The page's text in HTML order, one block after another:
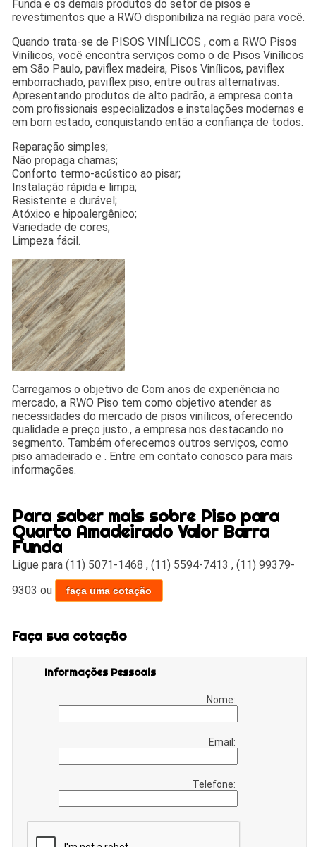
Funda e os demais produtos do setor de pisos e
revestimentos que a RWO disponibiliza na região para você.
Quando trata-se de PISOS VINÍLICOS , com a RWO Pisos
Vinílicos, você encontra serviços como o de Pisos Vinílicos
em São Paulo, paviflex madeira, Pisos Vinílicos, paviflex
emborrachado, paviflex piso, entre outras alternativas.
Apresentando produtos de alto padrão, a empresa conta
com profissionais especializados e instalações modernas e
em bom estado, conquistando então a confiança de todos.
Reparação simples;
Não propaga chamas;
Conforto termo-acústico ao pisar;
Instalação rápida e limpa;
Resistente e durável;
Atóxico e hipoalergênico;
Variedade de cores;
Limpeza fácil.
Carregamos o objetivo de Com anos de experiência no
mercado, a RWO Piso tem como objetivo atender as
necessidades do mercado de pisos vinílicos, oferecendo
qualidade e preço justo., a empresa nos destacando no
segmento. Também oferecemos outros serviços, como
piso amadeirado e . Entre em contato conosco para mais
informações.
Para saber mais sobre Piso para
Quarto Amadeirado Valor Barra
Funda
Ligue para(11) 5071-1468 ,(11) 5594-7413 ,(11) 99379-
9303 ou faça uma cotação
Faça sua cotação
Informações Pessoais
Nome:
Email:
Telefone: